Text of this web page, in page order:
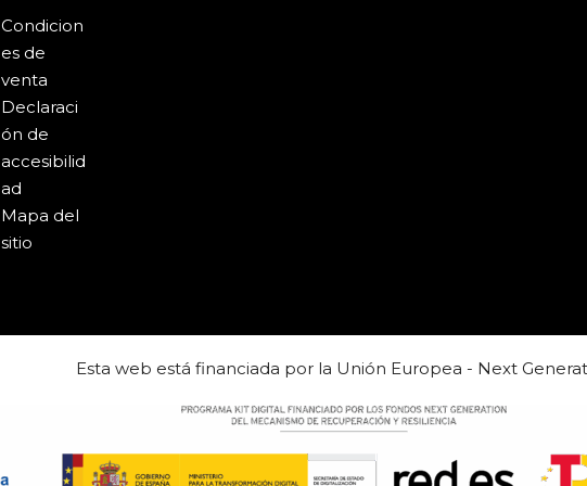
Condicion
es de
venta
Declaraci
ón de
accesibilid
ad
Mapa del
sitio
Esta web está financiada por la Unión Europea - Next